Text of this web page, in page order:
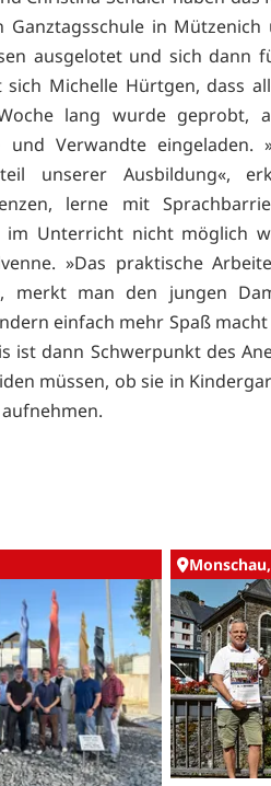
Ganztagsschule in
ausgelotet und sich dann
sich Michelle Hürtgen, dass
lang wurde geprobt,
und Verwandte eingeladen.
unserer Ausbildung«,
lerne mit
Unterricht nicht möglich
»Das praktische
merkt man den jungen
einfach mehr Spaß
ist dann Schwerpunkt des
müssen, ob sie in